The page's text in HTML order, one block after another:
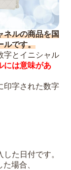
ネルの商品を国
ルです。
字とイニシャル
には意味があ
印字された数字
た日付です。
場合、